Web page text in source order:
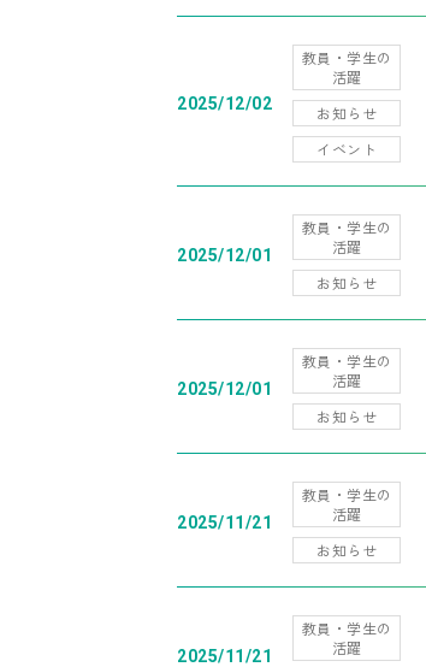
2025/12/02
教員・学生の
活躍
お知らせ
イベント
2025/12/01
教員・学生の
活躍
お知らせ
2025/12/01
教員・学生の
活躍
お知らせ
2025/11/21
教員・学生の
活躍
お知らせ
2025/11/21
教員・学生の
活躍